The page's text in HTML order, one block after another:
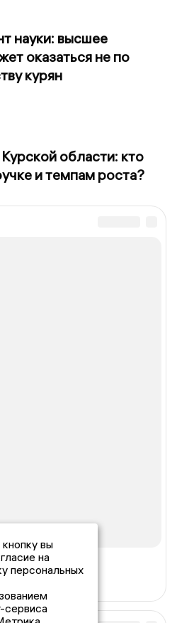
науки: высшее
оказаться не по
курян
области: кто
и темпам роста?
вы
на
персональных
сервиса